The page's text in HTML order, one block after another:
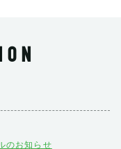
のお知らせ